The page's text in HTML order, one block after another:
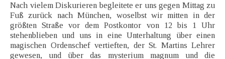
Nach vielem Diskurieren begleitete er uns gegen Mittag zu
Fuß zurück nach München, woselbst wir mitten in der
größten Straße vor dem Postkontor von 12 bis 1 Uhr
stehenblieben und uns in eine Unterhaltung über einen
magischen Ordenschef vertieften, der St. Martins Lehrer
gewesen, und über das mysterium magnum und die